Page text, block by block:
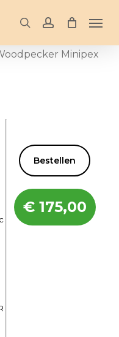
searchaccount
Minipex
Bestellen
€175,00